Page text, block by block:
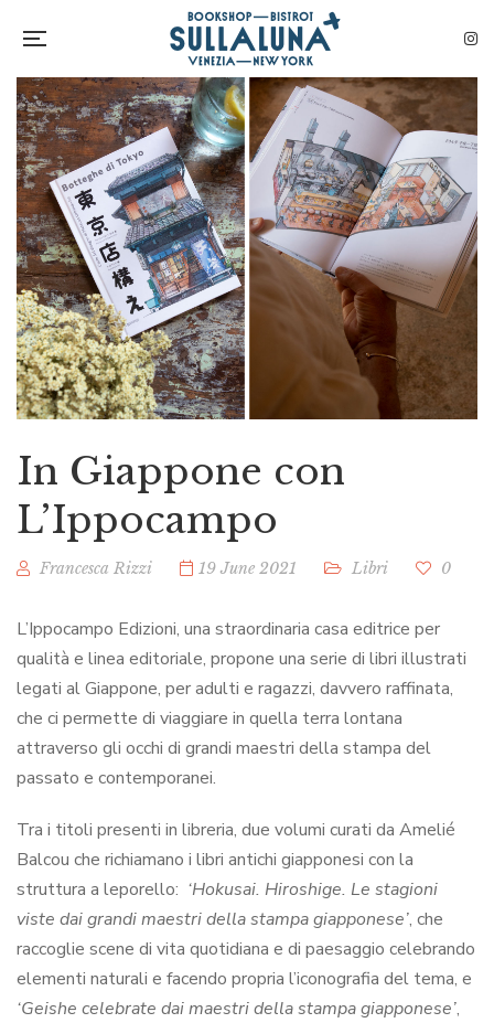
In Giappone con
L’Ippocampo
Francesca Rizzi 19 June 2021 Libri 0
L’Ippocampo Edizioni, una straordinaria casa editrice per
qualità e linea editoriale, propone una serie di libri illustrati
legati al Giappone, per adulti e ragazzi, davvero raffinata,
che ci permette di viaggiare in quella terra lontana
attraverso gli occhi di grandi maestri della stampa del
passato e contemporanei.
Tra i titoli presenti in libreria, due volumi curati da Amelié
Balcou che richiamano i libri antichi giapponesi con la
struttura a leporello: ‘Hokusai. Hiroshige. Le stagioni
viste dai grandi maestri della stampa giapponese’, che
raccoglie scene di vita quotidiana e di paesaggio celebrando
elementi naturali e facendo propria l’iconografia del tema, e
‘Geishe celebrate dai maestri della stampa giapponese’,